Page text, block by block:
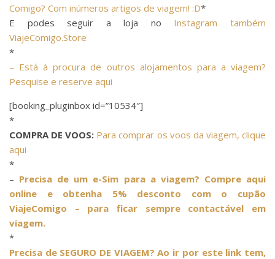
Comigo? Com inúmeros artigos de viagem! :D*
E podes seguir a loja no Instagram também
ViajeComigo.Store
*
– Está à procura de outros alojamentos para a viagem?
Pesquise e reserve aqui
[booking_pluginbox id=”10534″]
*
COMPRA DE VOOS: Para comprar os voos da viagem, clique
aqui
*
– Precisa de um e-Sim para a viagem? Compre aqui
online e obtenha 5% desconto com o cupão
ViajeComigo – para ficar sempre contactável em
viagem.
*
Precisa de SEGURO DE VIAGEM? Ao ir por este link tem,